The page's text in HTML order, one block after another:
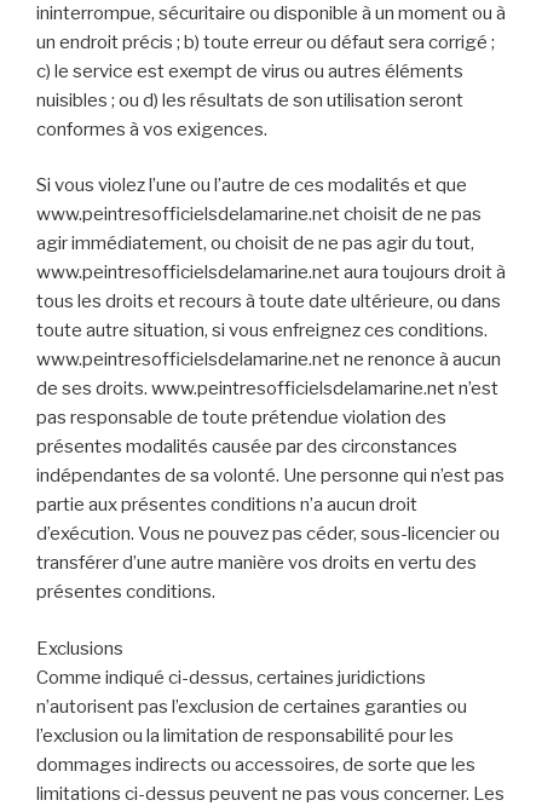
ininterrompue, sécuritaire ou disponible à un moment ou à
un endroit précis ; b) toute erreur ou défaut sera corrigé ;
c) le service est exempt de virus ou autres éléments
nuisibles ; ou d) les résultats de son utilisation seront
conformes à vos exigences.
Si vous violez l’une ou l’autre de ces modalités et que
www.peintresofficielsdelamarine.net choisit de ne pas
agir immédiatement, ou choisit de ne pas agir du tout,
www.peintresofficielsdelamarine.net aura toujours droit à
tous les droits et recours à toute date ultérieure, ou dans
toute autre situation, si vous enfreignez ces conditions.
www.peintresofficielsdelamarine.net ne renonce à aucun
de ses droits. www.peintresofficielsdelamarine.net n’est
pas responsable de toute prétendue violation des
présentes modalités causée par des circonstances
indépendantes de sa volonté. Une personne qui n’est pas
partie aux présentes conditions n’a aucun droit
d’exécution. Vous ne pouvez pas céder, sous-licencier ou
transférer d’une autre manière vos droits en vertu des
présentes conditions.
Exclusions
Comme indiqué ci-dessus, certaines juridictions
n’autorisent pas l’exclusion de certaines garanties ou
l’exclusion ou la limitation de responsabilité pour les
dommages indirects ou accessoires, de sorte que les
limitations ci-dessus peuvent ne pas vous concerner. Les